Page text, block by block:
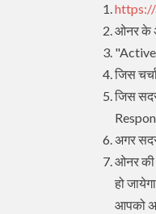
https://
ओनर के
जिस
जिस
अगर
ओनर की
हो
आपको